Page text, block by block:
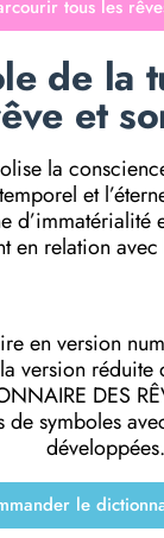
tous les
de la
et
la
et
d’immatérialité
en relation
en version
version
DES
de symboles
développées.
le